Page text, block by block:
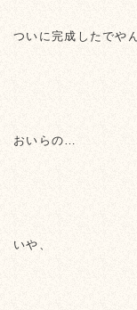
ついに完成したでや
おいらの…
いや、